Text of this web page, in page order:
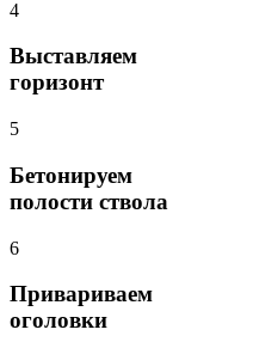
4
Выставляем
горизонт
5
Бетонируем
полости ствола
6
Привариваем
оголовки